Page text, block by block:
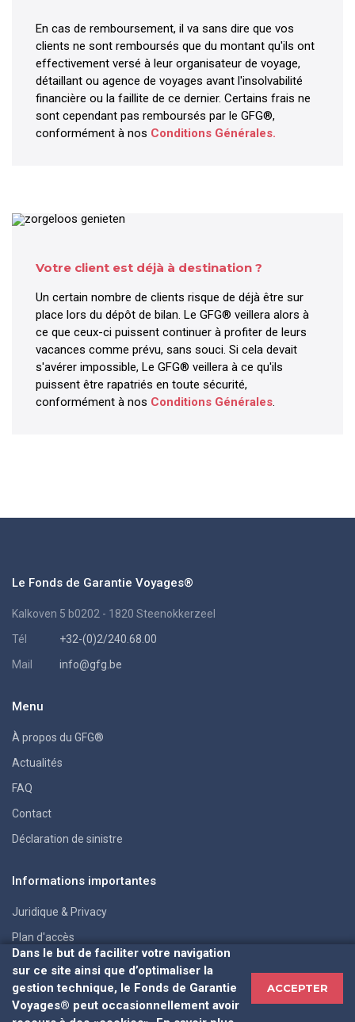
Dans le but de faciliter votre navigation
sur ce site ainsi que d’optimaliser la
gestion technique, le Fonds de Garantie
Voyages® peut occasionnellement avoir
ACCEPTER
En cas de remboursement, il va sans dire que vos
clients ne sont remboursés que du montant qu'ils ont
effectivement versé à leur organisateur de voyage,
détaillant ou agence de voyages avant l'insolvabilité
financière ou la faillite de ce dernier. Certains frais ne
sont cependant pas remboursés par le GFG®,
conformément à nos Conditions Générales.
Votre client est déjà à destination ?
Un certain nombre de clients risque de déjà être sur
place lors du dépôt de bilan. Le GFG® veillera alors à
ce que ceux-ci puissent continuer à profiter de leurs
vacances comme prévu, sans souci. Si cela devait
s'avérer impossible, Le GFG® veillera à ce qu'ils
puissent être rapatriés en toute sécurité,
conformément à nos Conditions Générales.
Le Fonds de Garantie Voyages®
Kalkoven 5 b0202 - 1820 Steenokkerzeel
Tél
+32-(0)2/240.68.00
Mail
info@gfg.be
Menu
À propos du GFG®
Actualités
FAQ
Contact
Déclaration de sinistre
Informations importantes
Juridique & Privacy
Plan d'accès
GFG 2026 - website made bycode-on